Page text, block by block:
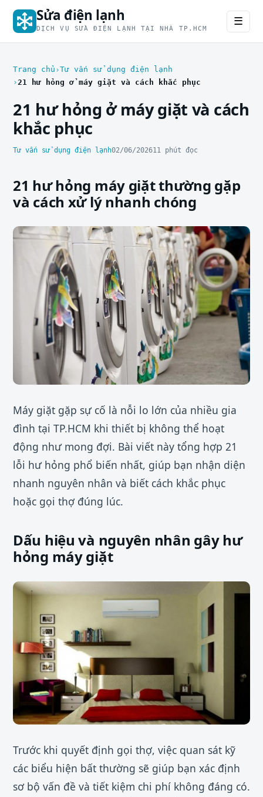
Sửa điện lạnh
DỊCH VỤ SỬA ĐIỆN LẠNH TẠI NHÀ TP.HCM
☰
Trang chủ Tư vấn sử dụng điện lạnh
21 hư hỏng ở máy giặt và cách khắc phục
21 hư hỏng ở máy giặt và cách
khắc phục
Tư vấn sử dụng điện lạnh02/06/202611 phút đọc
21 hư hỏng máy giặt thường gặp
và cách xử lý nhanh chóng
Máy giặt gặp sự cố là nỗi lo lớn của nhiều gia
đình tại TP.HCM khi thiết bị không thể hoạt
động như mong đợi. Bài viết này tổng hợp 21
lỗi hư hỏng phổ biến nhất, giúp bạn nhận diện
nhanh nguyên nhân và biết cách khắc phục
hoặc gọi thợ đúng lúc.
Dấu hiệu và nguyên nhân gây hư
hỏng máy giặt
Trước khi quyết định gọi thợ, việc quan sát kỹ
các biểu hiện bất thường sẽ giúp bạn xác định
sơ bộ vấn đề và tiết kiệm chi phí không đáng có.